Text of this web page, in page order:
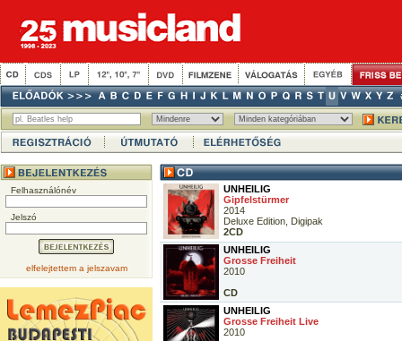
Felhasználónév
Jelszó
elfelejtettem a jelszavam
UNHEILIG
Gipfelstürmer
2014
Deluxe Edition, Digipak
2CD
UNHEILIG
Grosse Freiheit
2010
CD
UNHEILIG
Grosse Freiheit Live
2010